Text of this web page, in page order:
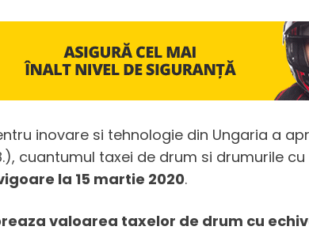
inovare si tehnologie din Ungaria a
cuantumul taxei de drum si drumurile cu
la 15 martie 2020.
valoarea taxelor de drum cu